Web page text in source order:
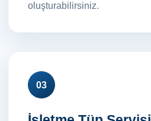
oluşturabilirsiniz.
03